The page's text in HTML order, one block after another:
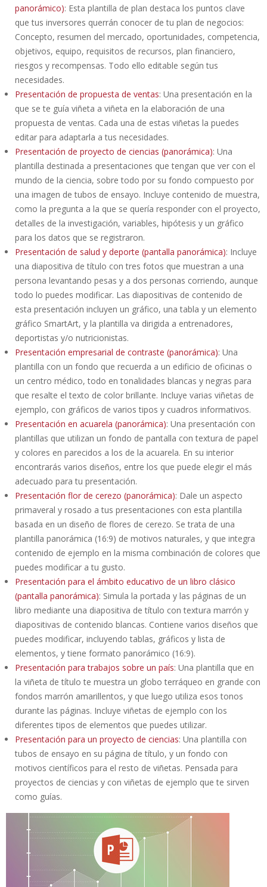
panorámico): Esta plantilla de plan destaca los puntos clave
que tus inversores querrán conocer de tu plan de negocios:
Concepto, resumen del mercado, oportunidades, competencia,
objetivos, equipo, requisitos de recursos, plan financiero,
riesgos y recompensas. Todo ello editable según tus
necesidades.
Presentación de propuesta de ventas: Una presentación en la
que se te guía viñeta a viñeta en la elaboración de una
propuesta de ventas. Cada una de estas viñetas la puedes
editar para adaptarla a tus necesidades.
Presentación de proyecto de ciencias (panorámica): Una
plantilla destinada a presentaciones que tengan que ver con el
mundo de la ciencia, sobre todo por su fondo compuesto por
una imagen de tubos de ensayo. Incluye contenido de muestra,
como la pregunta a la que se quería responder con el proyecto,
detalles de la investigación, variables, hipótesis y un gráfico
para los datos que se registraron.
Presentación de salud y deporte (pantalla panorámica): Incluye
una diapositiva de título con tres fotos que muestran a una
persona levantando pesas y a dos personas corriendo, aunque
todo lo puedes modificar. Las diapositivas de contenido de
esta presentación incluyen un gráfico, una tabla y un elemento
gráfico SmartArt, y la plantilla va dirigida a entrenadores,
deportistas y/o nutricionistas.
Presentación empresarial de contraste (panorámica): Una
plantilla con un fondo que recuerda a un edificio de oficinas o
un centro médico, todo en tonalidades blancas y negras para
que resalte el texto de color brillante. Incluye varias viñetas de
ejemplo, con gráficos de varios tipos y cuadros informativos.
Presentación en acuarela (panorámica): Una presentación con
plantillas que utilizan un fondo de pantalla con textura de papel
y colores en parecidos a los de la acuarela. En su interior
encontrarás varios diseños, entre los que puede elegir el más
adecuado para tu presentación.
Presentación flor de cerezo (panorámica): Dale un aspecto
primaveral y rosado a tus presentaciones con esta plantilla
basada en un diseño de flores de cerezo. Se trata de una
plantilla panorámica (16:9) de motivos naturales, y que integra
contenido de ejemplo en la misma combinación de colores que
puedes modificar a tu gusto.
Presentación para el ámbito educativo de un libro clásico
(pantalla panorámica): Simula la portada y las páginas de un
libro mediante una diapositiva de título con textura marrón y
diapositivas de contenido blancas. Contiene varios diseños que
puedes modificar, incluyendo tablas, gráficos y lista de
elementos, y tiene formato panorámico (16:9).
Presentación para trabajos sobre un país: Una plantilla que en
la viñeta de título te muestra un globo terráqueo en grande con
fondos marrón amarillentos, y que luego utiliza esos tonos
durante las páginas. Incluye viñetas de ejemplo con los
diferentes tipos de elementos que puedes utilizar.
Presentación para un proyecto de ciencias: Una plantilla con
tubos de ensayo en su página de título, y un fondo con
motivos científicos para el resto de viñetas. Pensada para
proyectos de ciencias y con viñetas de ejemplo que te sirven
como guías.